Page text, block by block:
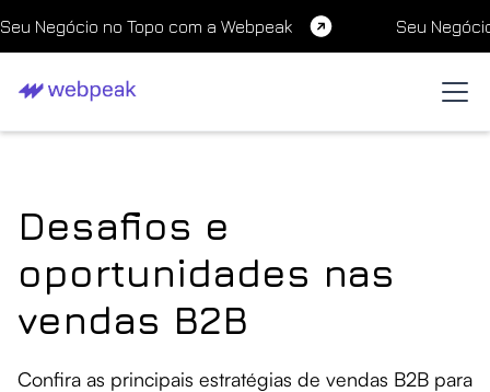
Seu Negócio no Topo com a Webpeak Seu
Desafios e
oportunidades nas
vendas B2B
Confira as principais estratégias de vendas B2B para